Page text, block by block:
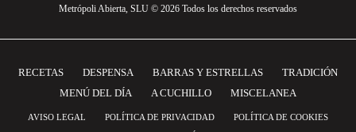
Metrópoli Abierta, SLU © 2026 Todos los derechos reservados
RECETAS DESPENSA BARRAS Y ESTRELLAS
TRADICIÓN
MENÚ DEL DÍA
A CUCHILLO MISCELANEA
AVISO LEGAL POLÍTICA DE PRIVACIDAD
POLÍTICA DE COOKIES